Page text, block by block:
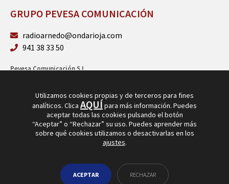
GRUPO PEVESA COMUNICACIÓN
radioarnedo@ondarioja.com
941 38 33 50
Pevesa Comunicación S.L.
Utilizamos cookies propias y de terceros para fines
analíticos. Clica AQUÍpara más información. Puedes
aceptar todas las cookies pulsando el botón
“Aceptar” o “Rechazar” su uso. Puedes aprender más
sobre qué cookies utilizamos o desactivarlas en los
ajustes.
ACEPTAR RECHAZAR